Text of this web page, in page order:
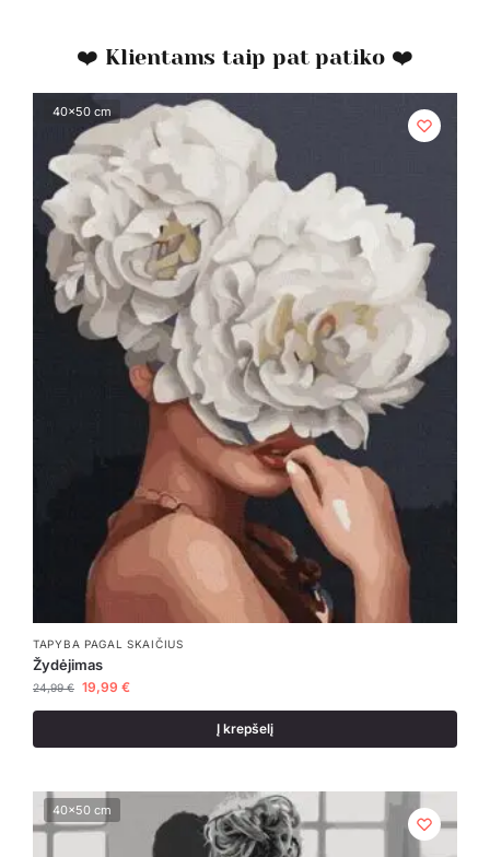
❤️ Klientams taip pat patiko ❤️
40x50 cm
TAPYBA PAGAL SKAIČIUS
Žydėjimas
24,99€ 19,99 €
Į krepšelį
40x50 cm